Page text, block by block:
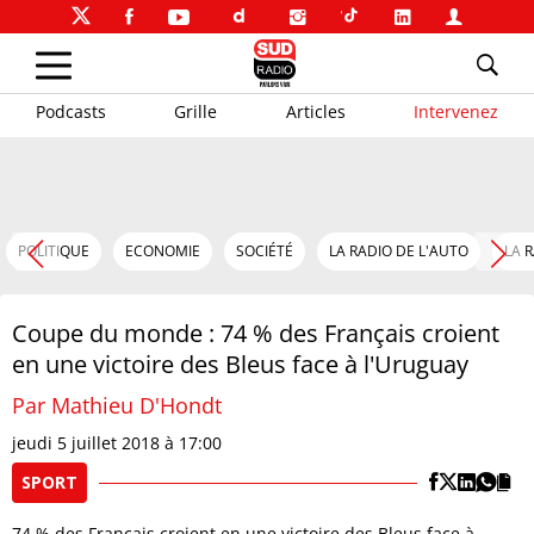
Podcasts Grille Articles Intervenez
POLITIQUE ECONOMIE SOCIÉTÉ LA RADIO DE L'AUTO LA
Coupe du monde : 74 % des Français croient
en une victoire des Bleus face à l'Uruguay
Par Mathieu D'Hondt
jeudi 5 juillet 2018 à 17:00
SPORT